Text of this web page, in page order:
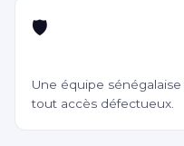
🛡️
Une équipe
tout accès défectueux.